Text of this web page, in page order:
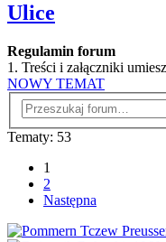
Ulice
Regulamin forum
1. Treści i załączniki
NOWY TEMAT
Tematy: 53
1
2
Następna